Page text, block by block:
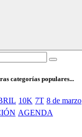
categorías populares...
10K 7T 8 de marzo
AGENDA